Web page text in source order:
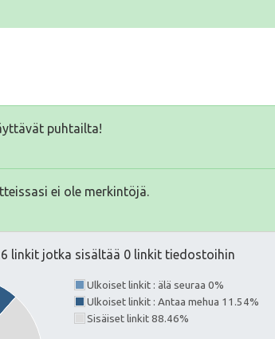
puhtailta!
ei ole merkintöjä.
linkit jotka sisältää 0 linkit tiedostoihin
Ulkoiset linkit : älä seuraa 0%
Ulkoiset linkit : Antaa mehua 11.54%
Sisäiset linkit 88.46%